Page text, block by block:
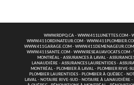
WWW.RDPQ.CA- WWW.411LUNETTES.COM -
WWW.411ORDINATEUR.COM -
WWW.411GARAGE.COM - WWW.411DEMENAGEUR.COM
WWW.411SANTE.COM - WWW.RESEAUAVOCATS.COM -
MONTRÉAL - ASSURANCES À LAVAL -
LANAUDIÈRE - ASSURANCES LAURENTIDES -
MONTRÉAL - PLOMBIER À LAVAL - PLOMBIER RIVE-
PLOMBIER LAURENTIDES - PLOMBIER À QUÉBEC -
LAVAL- NOTAIRE RIVE-SUD- NOTAIRE À LANAUDIÈRE-